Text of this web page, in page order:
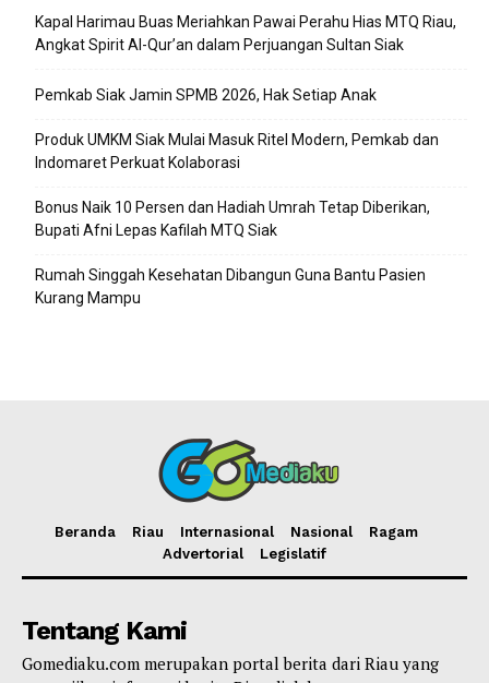
Kapal Harimau Buas Meriahkan Pawai Perahu Hias MTQ Riau,
Angkat Spirit Al-Qur’an dalam Perjuangan Sultan Siak
Pemkab Siak Jamin SPMB 2026, Hak Setiap Anak
Produk UMKM Siak Mulai Masuk Ritel Modern, Pemkab dan
Indomaret Perkuat Kolaborasi
Bonus Naik 10 Persen dan Hadiah Umrah Tetap Diberikan,
Bupati Afni Lepas Kafilah MTQ Siak
Rumah Singgah Kesehatan Dibangun Guna Bantu Pasien
Kurang Mampu
Beranda Riau Internasional Nasional
Ragam
Advertorial
Legislatif
Tentang Kami
Gomediaku.com merupakan portal berita dari Riau yang